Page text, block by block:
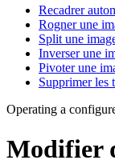
Recadrer
Rogner une
Split une
Inverser une
Pivoter une
Supprimer les
Operating a
Modifier